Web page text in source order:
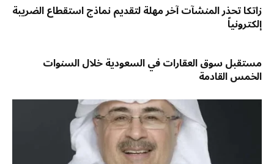
زاتكا تحذر المنشآت آخر مهلة لتقديم نماذج استقطاع الضريبة
إلكترونياً
مستقبل سوق العقارات في السعودية خلال السنوات
الخمس القادمة